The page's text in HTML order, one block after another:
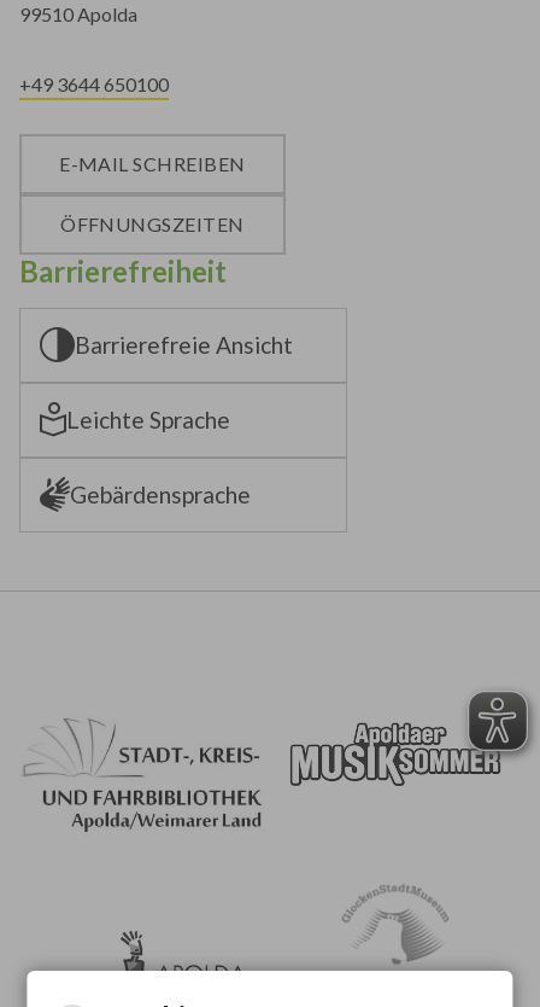
99510 Apolda
+49 3644 650100
E-MAIL SCHREIBEN
ÖFFNUNGSZEITEN
Barrierefreiheit
Barrierefreie Ansicht
Leichte Sprache
Gebärdensprache